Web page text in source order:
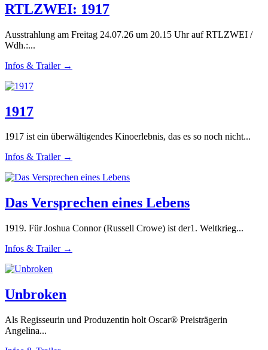
RTLZWEI: 1917
Ausstrahlung am Freitag 24.07.26 um 20.15 Uhr auf RTLZWEI /
Wdh.:...
Infos & Trailer →
1917
1917 ist ein überwältigendes Kinoerlebnis, das es so noch nicht...
Infos & Trailer →
Das Versprechen eines Lebens
1919. Für Joshua Connor (Russell Crowe) ist der1. Weltkrieg...
Infos & Trailer →
Unbroken
Als Regisseurin und Produzentin holt Oscar® Preisträgerin
Angelina...